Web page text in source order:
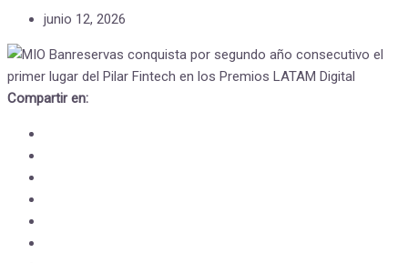
junio 12, 2026
Compartir en: